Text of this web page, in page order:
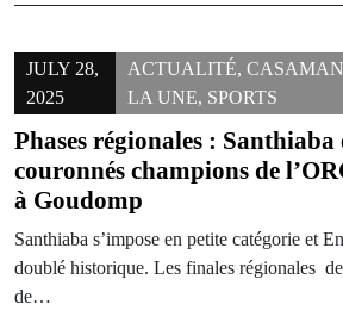
JULY 28,
2025
ACTUALITÉ,
LA UNE, SPORTS
Phases régionales : Santhiaba
couronnés champions de
à Goudomp
Santhiaba s’impose en petite catégorie et
doublé historique. Les finales régionales
de…